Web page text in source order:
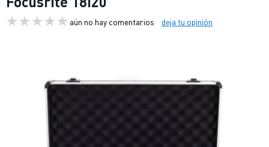
aún no hay comentarios deja tu opinión